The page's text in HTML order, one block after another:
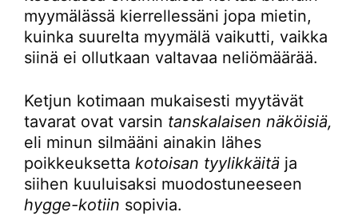
myymälässä kierrellessäni jopa mietin,
kuinka suurelta myymälä vaikutti, vaikka
siinä ei ollutkaan valtavaa neliömäärää.
Ketjun kotimaan mukaisesti myytävät
tavarat ovat varsin tanskalaisen näköisiä,
eli minun silmääni ainakin lähes
poikkeuksetta kotoisan tyylikkäitä ja
siihen kuuluisaksi muodostuneeseen
hygge-kotiin sopivia.